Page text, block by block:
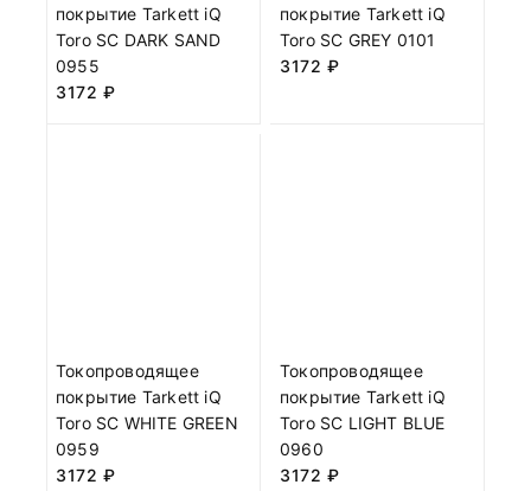
покрытие Tarkett iQ
Toro SC DARK SAND
0955
3172 ₽
покрытие Tarkett iQ
Toro SC GREY 0101
3172 ₽
Токопроводящее
покрытие Tarkett iQ
Toro SC WHITE GREEN
0959
3172 ₽
Токопроводящее
покрытие Tarkett iQ
Toro SC LIGHT BLUE
0960
3172 ₽